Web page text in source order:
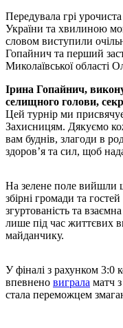
Передувала грі
України та хвилиною
словом виступили
Гопайнич та перший
Миколаївської області
Ірина Гопайнич,
селищного голови,
Цей турнір ми
Захисницям. Дякуємо
вам буднів, злагоди в
здоров’я та сил, щоб
На зелене поле вийшли
збірні громади та
згуртованість та
лише під час життєвих
майданчику.
У фіналі з рахунком 3:0
впевнено виграла матч
стала переможцем